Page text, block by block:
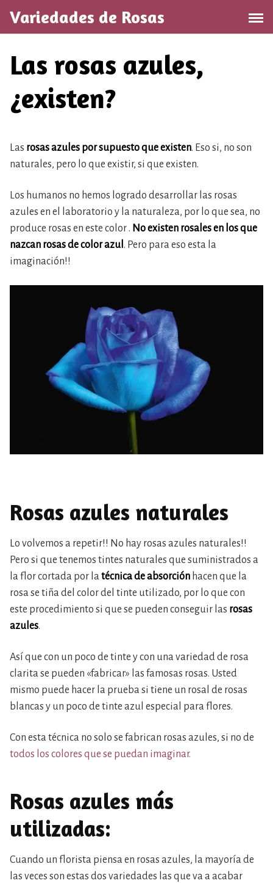
contenido
Variedades de Rosas
Las rosas azules,
¿existen?
Las rosas azules por supuesto que existen. Eso si, no son
naturales, pero lo que existir, si que existen.
Los humanos no hemos logrado desarrollar las rosas
azules en el laboratorio y la naturaleza, por lo que sea, no
produce rosas en este color . No existen rosales en los que
nazcan rosas de color azul . Pero para eso esta la
imaginación!!
Rosas azules naturales
Lo volvemos a repetir!! No hay rosas azules naturales!!
Pero si que tenemos tintes naturales que suministrados a
la flor cortada por latécnica de absorción hacen que la
rosa se tiña del color del tinte utilizado, por lo que con
este procedimiento si que se pueden conseguir las rosas
azules.
Así que con un poco de tinte y con una variedad de rosa
clarita se pueden «fabricar» las famosas rosas. Usted
mismo puede hacer la prueba si tiene un rosal de rosas
blancas y un poco de tinte azul especial para flores.
Con esta técnica no solo se fabrican rosas azules, si no de
todos los colores que se puedan imaginar.
Rosas azules más
utilizadas:
Cuando un florista piensa en rosas azules, la mayoría de
las veces son estas dos variedades las que va a acabar